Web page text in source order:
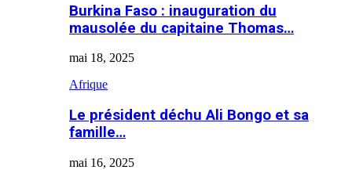
Burkina Faso : inauguration du
mausolée du capitaine Thomas…
mai 18, 2025
Afrique
Le président déchu Ali Bongo et sa
famille…
mai 16, 2025